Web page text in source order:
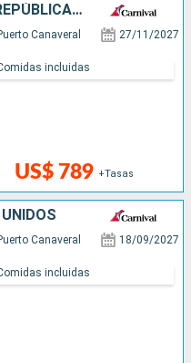
SAN MARTÍN, PUERTO RICO, REPÚBLICA DOMINICANA, BAHAMAS, ESTADOS UNIDOS
Canaveral 27/11/2027
US$ 789 +Tasas
incluidas
Canaveral 18/09/2027
incluidas